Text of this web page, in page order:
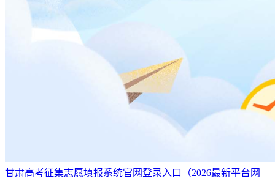
甘肃高考征集志愿填报系统官网登录入口（2026最新平台网